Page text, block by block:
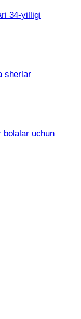
34-yilligi
sherlar
bolalar uchun